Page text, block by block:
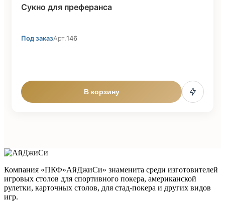
Сукно для преферанса
Под заказАрт.146
В корзину
Компания «ПКФ»АйДжиСи» знаменита среди изготовителей
игровых столов для спортивного покера, американской
рулетки, карточных столов, для стад-покера и других видов
игр.